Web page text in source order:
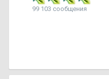
99 103 сообщения